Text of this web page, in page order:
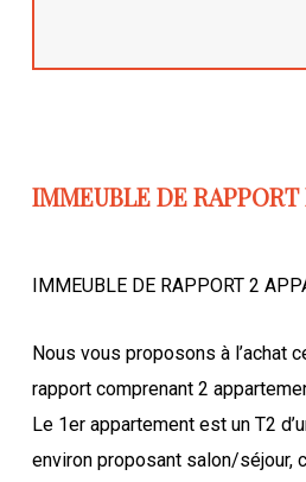
IMMEUBLE DE RAPPORT
IMMEUBLE DE RAPPORT 2
Nous vous proposons à l’achat
rapport comprenant 2
Le 1er appartement est un T2
environ proposant salon/séjour,